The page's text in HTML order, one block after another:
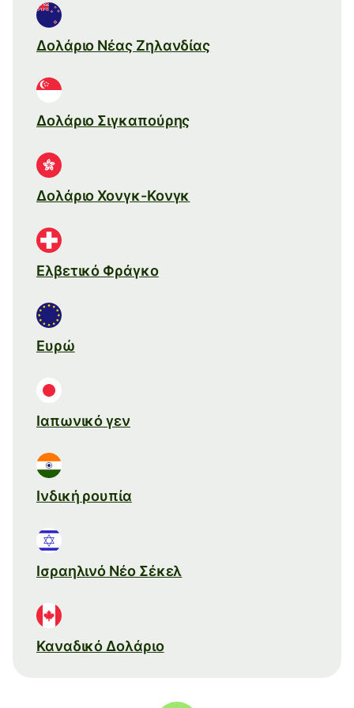
Δολάριο Νέας Ζηλανδίας
Δολάριο Σιγκαπούρης
Δολάριο Χονγκ-Κονγκ
Ελβετικό Φράγκο
Ευρώ
Ιαπωνικό γεν
Ινδική ρουπία
Ισραηλινό Νέο Σέκελ
Καναδικό Δολάριο